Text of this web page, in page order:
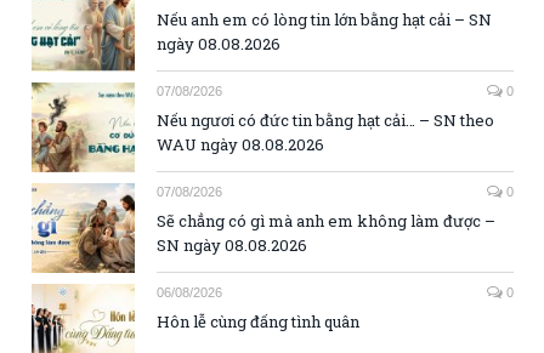
Nếu anh em có lòng tin lớn bằng hạt cải – SN
ngày 08.08.2026
07/08/2026 0
Nếu ngươi có đức tin bằng hạt cải… – SN theo
WAU ngày 08.08.2026
07/08/2026 0
Sẽ chẳng có gì mà anh em không làm được –
SN ngày 08.08.2026
06/08/2026 0
Hôn lễ cùng đấng tình quân